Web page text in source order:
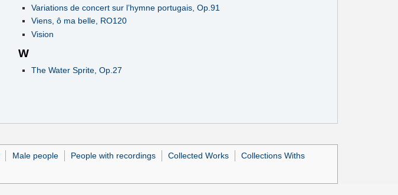
Variations de concert sur l’hymne portugais, Op.91
Viens, ô ma belle, RO120
Vision
W
The Water Sprite, Op.27
Male people People with recordings Collected Works
Collections Withs